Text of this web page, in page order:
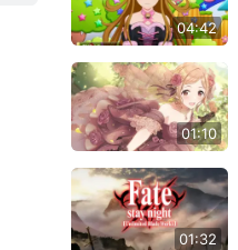
04:42
01:10
01:32